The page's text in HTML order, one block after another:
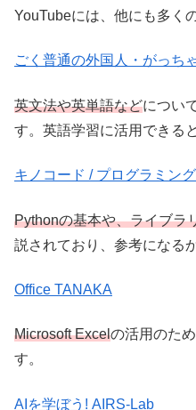
YouTubeには、他にも多く
ごく普通の外国人・がっち
英文法や英単語などについ
す。英語学習に活用できる
キノコード / プログラミン
Pythonの基本や、ライブラ
説されており、参考になる
Office TANAKA
Microsoft Excelの活用のた
す。
AIを学ぼう! AIRS-Lab